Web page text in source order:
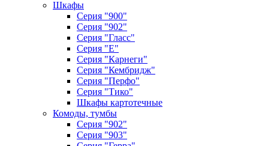
Шкафы
Серия "900"
Серия "902"
Серия "Гласс"
Серия "Е"
Серия "Карнеги"
Серия "Кембридж"
Серия "Перфо"
Серия "Тико"
Шкафы картотечные
Комоды, тумбы
Серия "902"
Серия "903"